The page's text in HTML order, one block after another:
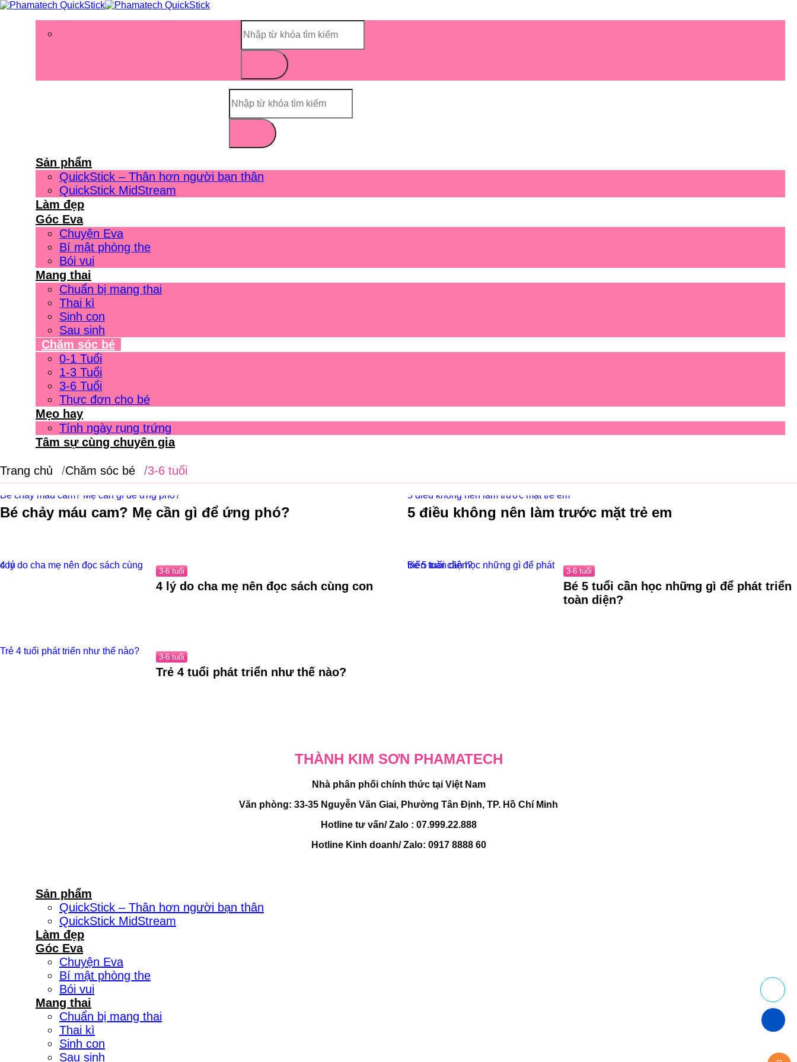
Sản phẩm
QuickStick – Thân hơn người bạn thân
QuickStick MidStream
Làm đẹp
Góc Eva
Chuyện Eva
Bí mật phòng the
Bói vui
Mang thai
Chuẩn bị mang thai
Thai kì
Sinh con
Sau sinh
Chăm sóc bé
0-1 Tuổi
1-3 Tuổi
3-6 Tuổi
Thực đơn cho bé
Mẹo hay
Tính ngày rụng trứng
Tâm sự cùng chuyên gia
Trang chủ Chăm sóc bé 3-6 tuổi
Bé chảy máu cam? Mẹ cần gì để ứng phó?
Bé chảy máu cam? Mẹ cần gì để ứng phó?
5 điều không nên làm trước mặt trẻ em
5 điều không nên làm trước mặt trẻ em
4 lý do cha mẹ nên đọc sách cùng con
4 lý do cha mẹ nên đọc sách cùng con
3-6 tuổi
Bé 5 tuổi cần học những gì để phát triển toàn diện?
Bé 5 tuổi cần học những gì để phát triển
toàn diện?
3-6 tuổi
Trẻ 4 tuổi phát triển như thế nào?
Trẻ 4 tuổi phát triển như thế nào?
3-6 tuổi
THÀNH KIM SƠN PHAMATECH
Nhà phân phối chính thức tại Việt Nam
Văn phòng: 33-35 Nguyễn Văn Giai, Phường Tân Định, TP. Hồ Chí Minh
Hotline tư vấn/ Zalo : 07.999.22.888
Hotline Kinh doanh/ Zalo: 0917 8888 60
Sản phẩm
QuickStick – Thân hơn người bạn thân
QuickStick MidStream
Làm đẹp
Góc Eva
Chuyện Eva
Bí mật phòng the
Bói vui
Mang thai
Chuẩn bị mang thai
Thai kì
Sinh con
Sau sinh